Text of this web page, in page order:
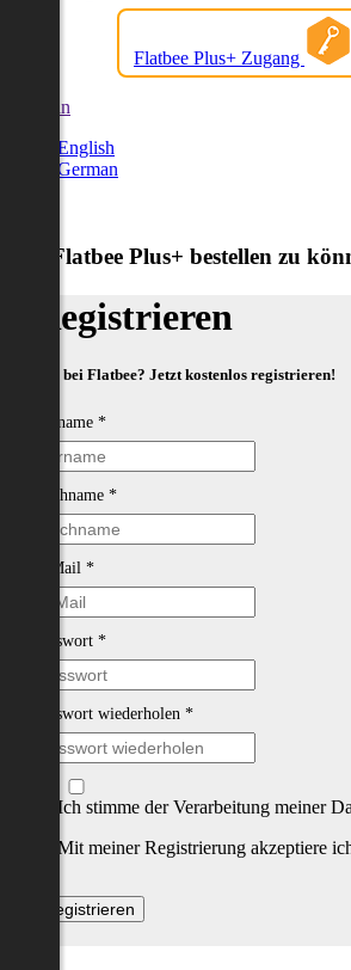
Flatbee Plus+ Zugang
German
English
German
Um Flatbee Plus+ bestellen zu
Registrieren
Neu bei Flatbee? Jetzt kostenlos registrieren!
Vorname *
Nachname *
E-Mail *
Passwort *
Passwort wiederholen *
Ich stimme der Verarbeitung meiner
Mit meiner Registrierung akzeptiere